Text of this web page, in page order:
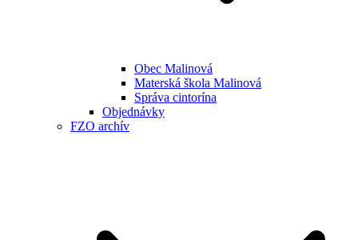
Obec Malinová
Materská škola Malinová
Správa cintorína
Objednávky
FZO archív